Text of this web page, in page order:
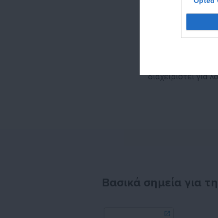
Τα μηνύματα
τις οποίες ο
διαχειριστεί για
Βασικά σημεία για